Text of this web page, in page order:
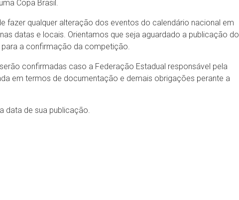
Copa Brasil.
fazer qualquer alteração dos eventos do calendário nacional em
datas e locais. Orientamos que seja aguardado a publicação do
a confirmação da competição.
confirmadas caso a Federação Estadual responsável pela
em termos de documentação e demais obrigações perante a
data de sua publicação.